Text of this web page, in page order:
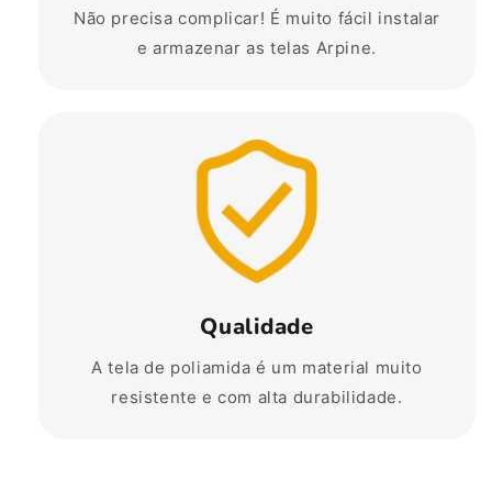
Não precisa complicar! É muito fácil instalar
e armazenar as telas Arpine.
Qualidade
A tela de poliamida é um material muito
resistente e com alta durabilidade.